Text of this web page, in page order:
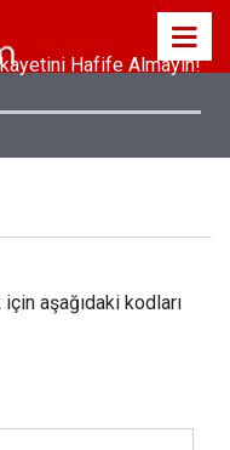
Hafife Almayın!
aşağıdaki kodları